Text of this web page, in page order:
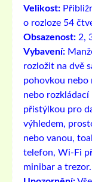
Velikost:
o rozloze 54
Obsazenost: 2,
Vybavení:
rozložit na dvě
pohovkou nebo
nebo
přistýlkou ​​pro
výhledem,
nebo vanou,
telefon, Wi-Fi
minibar a trezor.